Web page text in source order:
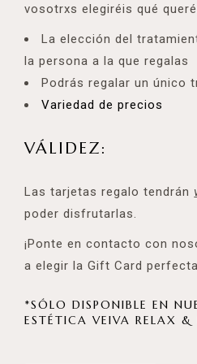
vosotrxs elegiréis qué
La elección del
la persona a la que regalas
Podrás regalar un único
Variedad de precios
VÁLIDEZ:
Las tarjetas regalo tendrán
poder disfrutarlas.
¡Ponte en contacto con
a elegir la Gift Card
*SÓLO DISPONIBLE EN
ESTÉTICA VEIVA RELAX &